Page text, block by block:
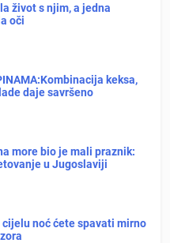
život s njim, a jedna
oči
keksa,
daje savršeno
more bio je mali praznik:
u Jugoslaviji
cijelu noć ćete spavati mirno